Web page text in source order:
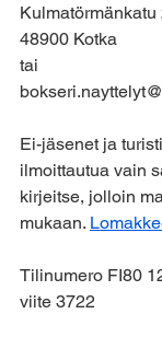
Kulmatörmänkatu
48900 Kotka
tai
Ei-jäsenet ja
ilmoittautua vain
kirjeitse, jolloin
mukaan.
Tilinumero FI80
viite 3722